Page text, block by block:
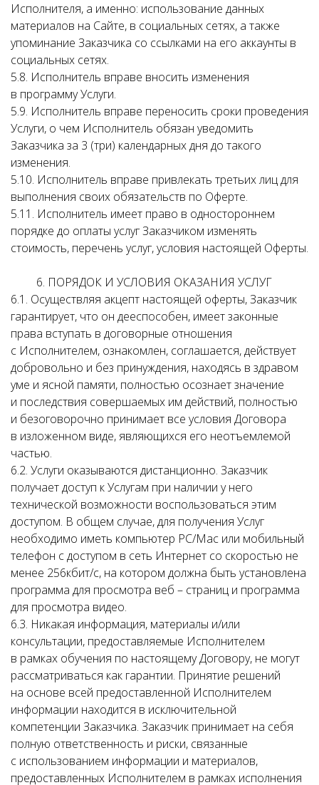
Исполнителя, а именно: использование данных
материалов на Сайте, в социальных сетях, а также
упоминание Заказчика со ссылками на его аккаунты в
социальных сетях.
5.8. Исполнитель вправе вносить изменения
в программу Услуги.
5.9. Исполнитель вправе переносить сроки проведения
Услуги, о чем Исполнитель обязан уведомить
Заказчика за 3 (три) календарных дня до такого
изменения.
5.10. Исполнитель вправе привлекать третьих лиц для
выполнения своих обязательств по Оферте.
5.11. Исполнитель имеет право в одностороннем
порядке до оплаты услуг Заказчиком изменять
стоимость, перечень услуг, условия настоящей Оферты.
6. ПОРЯДОК И УСЛОВИЯ ОКАЗАНИЯ УСЛУГ
6.1. Осуществляя акцепт настоящей оферты, Заказчик
гарантирует, что он дееспособен, имеет законные
права вступать в договорные отношения
с Исполнителем, ознакомлен, соглашается, действует
добровольно и без принуждения, находясь в здравом
уме и ясной памяти, полностью осознает значение
и последствия совершаемых им действий, полностью
и безоговорочно принимает все условия Договора
в изложенном виде, являющихся его неотъемлемой
частью.
6.2. Услуги оказываются дистанционно. Заказчик
получает доступ к Услугам при наличии у него
технической возможности воспользоваться этим
доступом. В общем случае, для получения Услуг
необходимо иметь компьютер PC/Mac или мобильный
телефон с доступом в сеть Интернет со скоростью не
менее 256кбит/с, на котором должна быть установлена
программа для просмотра веб – страниц и программа
для просмотра видео.
6.3. Никакая информация, материалы и/или
консультации, предоставляемые Исполнителем
в рамках обучения по настоящему Договору, не могут
рассматриваться как гарантии. Принятие решений
на основе всей предоставленной Исполнителем
информации находится в исключительной
компетенции Заказчика. Заказчик принимает на себя
полную ответственность и риски, связанные
с использованием информации и материалов,
предоставленных Исполнителем в рамках исполнения